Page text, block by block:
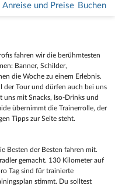
Anreise und Preise Buchen
fahren wir die berühmtesten
Banner, Schilder,
die Woche zu einem Erlebnis.
der Tour und dürfen auch bei uns
uns mit Snacks, Iso-Drinks und
übernimmt die Trainerrolle, der
Tipps zur Seite steht.
Besten der Besten fahren mit.
gemacht. 130 Kilometer auf
Tag sind für trainierte
stimmt. Du solltest